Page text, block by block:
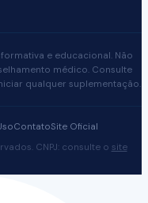
e educacional. Não
médico. Consulte
qualquer suplementação.
ContatoSite Oficial
CNPJ: consulte o site